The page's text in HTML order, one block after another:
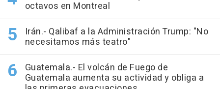
octavos en Montreal
Irán.- Qalibaf a la Administración Trump: "No
necesitamos más teatro"
Guatemala.- El volcán de Fuego de
Guatemala aumenta su actividad y obliga a